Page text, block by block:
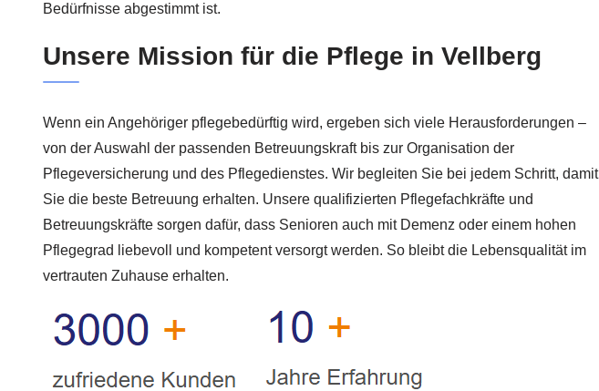
Bedürfnisse abgestimmt ist.
Unsere Mission für die Pflege in Vellberg
Wenn ein Angehöriger pflegebedürftig wird, ergeben sich viele Herausforderungen –
von der Auswahl der passenden Betreuungskraft bis zur Organisation der
Pflegeversicherung und des Pflegedienstes. Wir begleiten Sie bei jedem Schritt, damit
Sie die beste Betreuung erhalten. Unsere qualifizierten Pflegefachkräfte und
Betreuungskräfte sorgen dafür, dass Senioren auch mit Demenz oder einem hohen
Pflegegrad liebevoll und kompetent versorgt werden. So bleibt die Lebensqualität im
vertrauten Zuhause erhalten.